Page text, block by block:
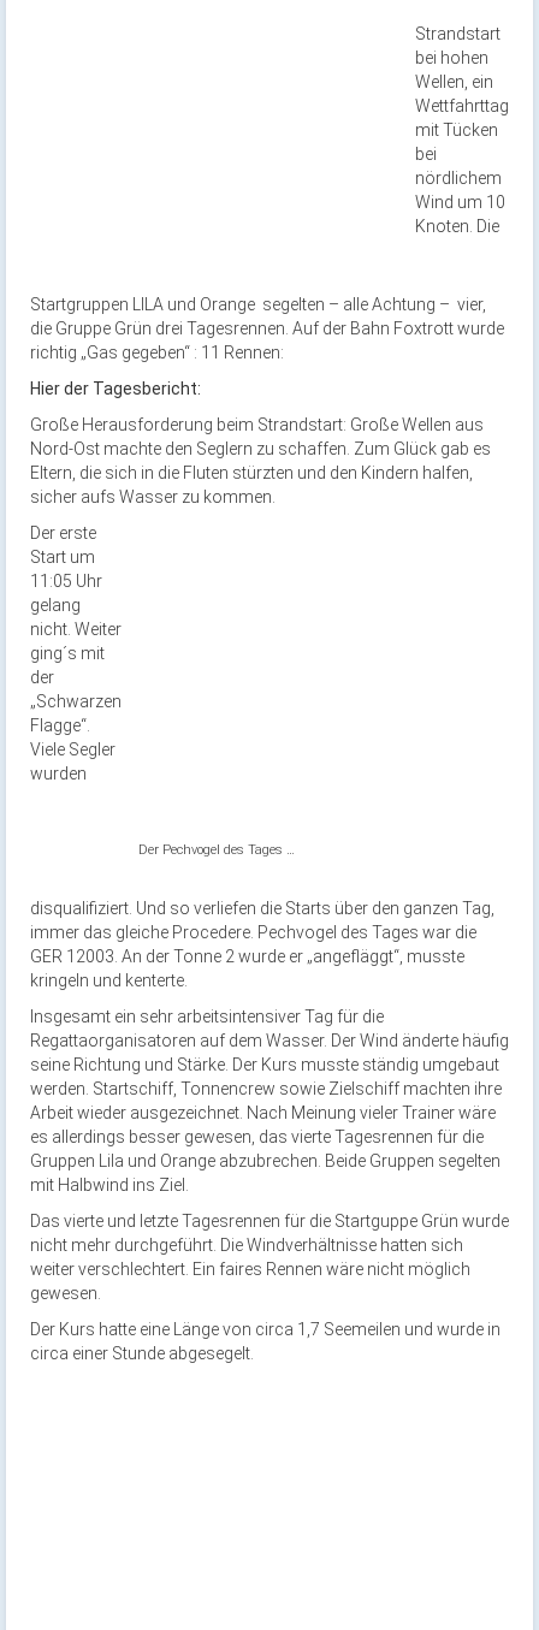
Strandstart
bei hohen
Wellen, ein
Wettfahrttag
mit Tücken
bei
nördlichem
Wind um 10
Knoten. Die
Startgruppen LILA und Orange segelten – alle Achtung – vier,
die Gruppe Grün drei Tagesrennen. Auf der Bahn Foxtrott wurde
richtig „Gas gegeben“ : 11 Rennen:
Hier der Tagesbericht:
Große Herausforderung beim Strandstart: Große Wellen aus
Nord-Ost machte den Seglern zu schaffen. Zum Glück gab es
Eltern, die sich in die Fluten stürzten und den Kindern halfen,
sicher aufs Wasser zu kommen.
Der Pechvogel des Tages …
Der erste
Start um
11:05 Uhr
gelang
nicht. Weiter
ging´s mit
der
„Schwarzen
Flagge“.
Viele Segler
wurden
disqualifiziert. Und so verliefen die Starts über den ganzen Tag,
immer das gleiche Procedere. Pechvogel des Tages war die
GER 12003. An der Tonne 2 wurde er „angefläggt“, musste
kringeln und kenterte.
Insgesamt ein sehr arbeitsintensiver Tag für die
Regattaorganisatoren auf dem Wasser. Der Wind änderte häufig
seine Richtung und Stärke. Der Kurs musste ständig umgebaut
werden. Startschiff, Tonnencrew sowie Zielschiff machten ihre
Arbeit wieder ausgezeichnet. Nach Meinung vieler Trainer wäre
es allerdings besser gewesen, das vierte Tagesrennen für die
Gruppen Lila und Orange abzubrechen. Beide Gruppen segelten
mit Halbwind ins Ziel.
Das vierte und letzte Tagesrennen für die Startguppe Grün wurde
nicht mehr durchgeführt. Die Windverhältnisse hatten sich
weiter verschlechtert. Ein faires Rennen wäre nicht möglich
gewesen.
Der Kurs hatte eine Länge von circa 1,7 Seemeilen und wurde in
circa einer Stunde abgesegelt.